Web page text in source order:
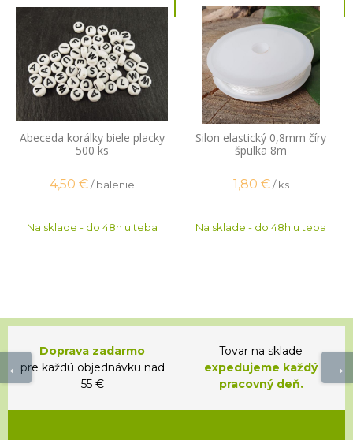
Abeceda korálky biele placky
500 ks
4,50 € / balenie
Na sklade - do 48h u teba
Silon elastický 0,8mm číry
špulka 8m
1,80 € / ks
Na sklade - do 48h u teba
Doprava zadarmo
pre každú objednávku nad
55 €
Tovar na sklade
expedujeme každý
pracovný deň.